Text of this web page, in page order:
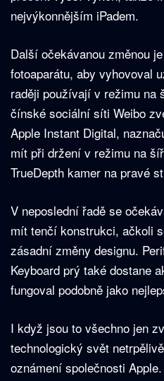
nejvýkonnějším iPadem.
Další očekávanou změnou
fotoaparátu, aby vyhovoval
raději používají v režimu na
čínské sociální síti Weibo
Apple Instant Digital,
mít při držení v režimu na
TrueDepth kamer na pravé
V neposlední řadě se
mít tenčí konstrukci, ačkoli
zásadní změny designu.
Keyboard prý také dostane
fungoval podobně jako
I když jsou to všechno jen
technologický svět
oznámení společnosti Apple.